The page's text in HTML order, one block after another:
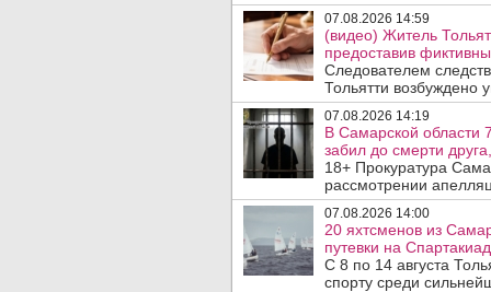
07.08.2026 14:59
(видео) Житель
предоставив
Следователем
Тольятти возбуждено
07.08.2026 14:19
В Самарской области
забил до смерти
18+ Прокуратура
рассмотрении
07.08.2026 14:00
20 яхтсменов из
путевки на
С 8 по 14 августа
спорту среди